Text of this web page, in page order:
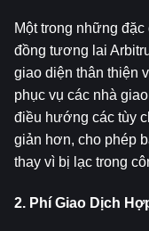
Một trong những
đồng tương lai
giao diện thân thiện
phục vụ các nhà
điều hướng các tùy
giản hơn, cho phép
thay vì bị lạc trong
2. Phí Giao Dịch